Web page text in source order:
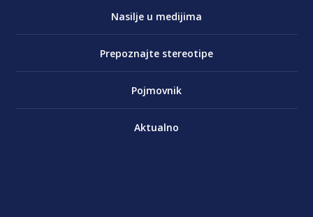
Nasilje u medijima
Prepoznajte stereotipe
Pojmovnik
Aktualno